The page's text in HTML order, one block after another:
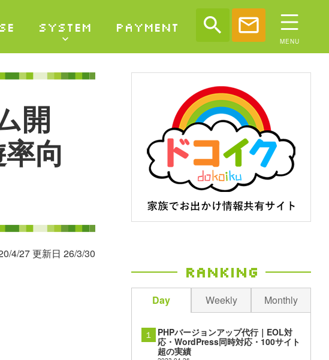
search mail
SYSTEM PAYMENT
開
率向
4/27 更新日 26/3/30
Ranking
Day Weekly Monthly
１ PHPバージョンアップ代行｜EOL対
応・WordPress同時対応・100サイト
超の実績